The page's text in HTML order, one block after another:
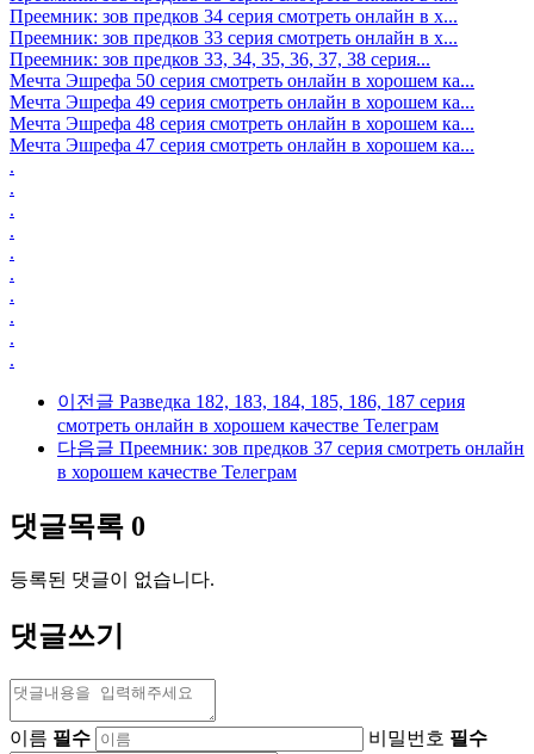
Преемник: зов предков 34 серия смотреть онлайн в х...
Преемник: зов предков 33 серия смотреть онлайн в х...
Преемник: зов предков 33, 34, 35, 36, 37, 38 серия...
Мечта Эшрефа 50 серия смотреть онлайн в хорошем ка...
Мечта Эшрефа 49 серия смотреть онлайн в хорошем ка...
Мечта Эшрефа 48 серия смотреть онлайн в хорошем ка...
Мечта Эшрефа 47 серия смотреть онлайн в хорошем ка...
.
.
.
.
.
.
.
.
.
.
이전글 Разведка 182, 183, 184, 185, 186, 187 серия
смотреть онлайн в хорошем качестве Телеграм
다음글 Преемник: зов предков 37 серия смотреть онлайн
в хорошем качестве Телеграм
댓글목록 0
등록된 댓글이 없습니다.
댓글쓰기
이름 필수 비밀번호 필수